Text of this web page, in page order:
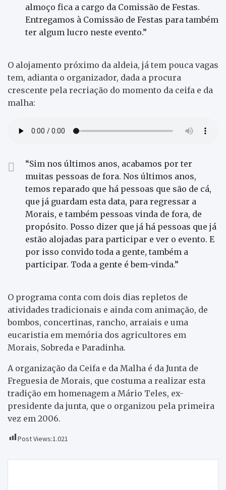
almoço fica a cargo da Comissão de Festas.
Entregamos à Comissão de Festas para também
ter algum lucro neste evento.”
O alojamento próximo da aldeia, já tem pouca vagas
tem, adianta o organizador, dada a procura
crescente pela recriação do momento da ceifa e da
malha:
“Sim nos últimos anos, acabamos por ter
muitas pessoas de fora. Nos últimos anos,
temos reparado que há pessoas que são de cá,
que já guardam esta data, para regressar a
Morais, e também pessoas vinda de fora, de
propósito. Posso dizer que já há pessoas que já
estão alojadas para participar e ver o evento. E
por isso convido toda a gente, também a
participar. Toda a gente é bem-vinda.”
O programa conta com dois dias repletos de
atividades tradicionais e ainda com animação, de
bombos, concertinas, rancho, arraiais e uma
eucaristia em memória dos agricultores em
Morais, Sobreda e Paradinha.
A organização da Ceifa e da Malha é da Junta de
Freguesia de Morais, que costuma a realizar esta
tradição em homenagem a Mário Teles, ex-
presidente da junta, que o organizou pela primeira
vez em 2006.
Post Views:1.021